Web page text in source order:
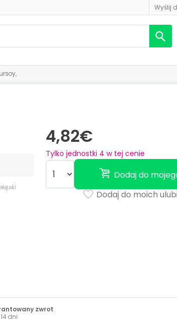
wyślij
4,82€
Tylko jednostki 4 w tej cenie
Dodaj do
Dodaj do moich
zwrot
dni